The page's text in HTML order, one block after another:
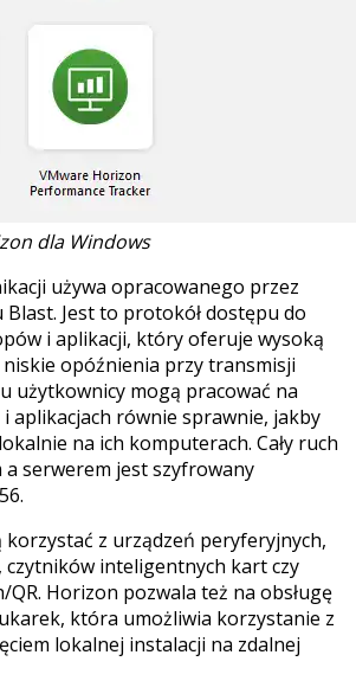
dla Windows
używa opracowanego przez
Jest to protokół dostępu do
i aplikacji, który oferuje wysoką
opóźnienia przy transmisji
użytkownicy mogą pracować na
aplikacjach równie sprawnie, jakby
na ich komputerach. Cały ruch
serwerem jest szyfrowany
korzystać z urządzeń peryferyjnych,
czytników inteligentnych kart czy
Horizon pozwala też na obsługę
która umożliwia korzystanie z
lokalnej instalacji na zdalnej